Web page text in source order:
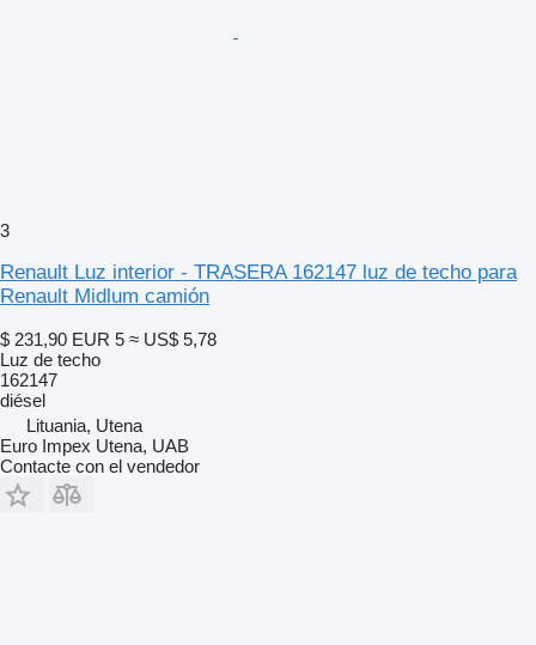
3
Renault Luz interior - TRASERA 162147 luz de techo para
Renault Midlum camión
$ 231,90 EUR 5 ≈ US$ 5,78
Luz de techo
162147
diésel
Lituania, Utena
Euro Impex Utena, UAB
Contacte con el vendedor